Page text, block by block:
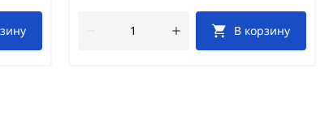
В корзину